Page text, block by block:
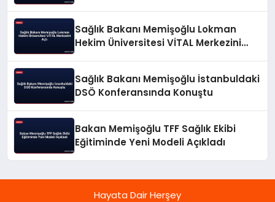
Sağlık Bakanı Memişoğlu Lokman
Hekim Üniversitesi VİTAL Merkezini
Sağlık Bakanı Memişoğlu İstanbuldaki
DSÖ Konferansında Konuştu
Bakan Memişoğlu TFF Sağlık Ekibi
Eğitiminde Yeni Modeli Açıkladı
Hayata Dair Herşey